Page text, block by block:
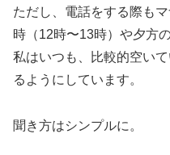
ただし、電話をする際も
時（12時〜13時）や夕方
私はいつも、比較的空い
るようにしています。
聞き方はシンプルに。